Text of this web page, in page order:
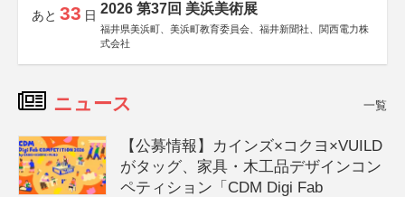
あと 33 日 2026 第37回 美浜美術展
福井県美浜町、美浜町教育委員会、福井新聞社、関西電力株
式会社
ニュース 一覧
【公募情報】カインズ×コクヨ×VUILD
がタッグ、家具・木工品デザインコン
ペティション「CDM Digi Fab